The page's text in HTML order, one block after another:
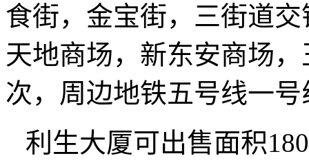
食街，金宝街，三街道
天地商场，新东安商场
次，周边地铁五号线一
利生大厦可出售面积